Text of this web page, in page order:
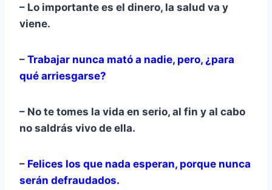
– Lo importante es el dinero, la salud va y
viene.
– Trabajar nunca mató a nadie, pero, ¿para
qué arriesgarse?
– No te tomes la vida en serio, al fin y al cabo
no saldrás vivo de ella.
– Felices los que nada esperan, porque nunca
serán defraudados.